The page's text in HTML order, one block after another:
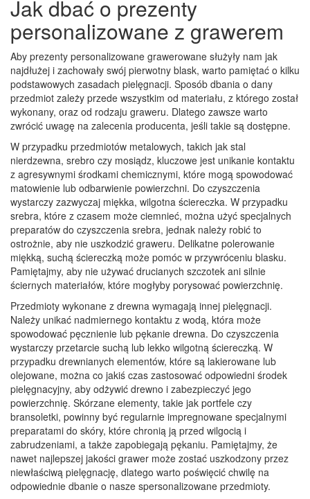
Jak dbać o prezenty
personalizowane z grawerem
Aby prezenty personalizowane grawerowane służyły nam jak
najdłużej i zachowały swój pierwotny blask, warto pamiętać o kilku
podstawowych zasadach pielęgnacji. Sposób dbania o dany
przedmiot zależy przede wszystkim od materiału, z którego został
wykonany, oraz od rodzaju graweru. Dlatego zawsze warto
zwrócić uwagę na zalecenia producenta, jeśli takie są dostępne.
W przypadku przedmiotów metalowych, takich jak stal
nierdzewna, srebro czy mosiądz, kluczowe jest unikanie kontaktu
z agresywnymi środkami chemicznymi, które mogą spowodować
matowienie lub odbarwienie powierzchni. Do czyszczenia
wystarczy zazwyczaj miękka, wilgotna ściereczka. W przypadku
srebra, które z czasem może ciemnieć, można użyć specjalnych
preparatów do czyszczenia srebra, jednak należy robić to
ostrożnie, aby nie uszkodzić graweru. Delikatne polerowanie
miękką, suchą ściereczką może pomóc w przywróceniu blasku.
Pamiętajmy, aby nie używać drucianych szczotek ani silnie
ściernych materiałów, które mogłyby porysować powierzchnię.
Przedmioty wykonane z drewna wymagają innej pielęgnacji.
Należy unikać nadmiernego kontaktu z wodą, która może
spowodować pęcznienie lub pękanie drewna. Do czyszczenia
wystarczy przetarcie suchą lub lekko wilgotną ściereczką. W
przypadku drewnianych elementów, które są lakierowane lub
olejowane, można co jakiś czas zastosować odpowiedni środek
pielęgnacyjny, aby odżywić drewno i zabezpieczyć jego
powierzchnię. Skórzane elementy, takie jak portfele czy
bransoletki, powinny być regularnie impregnowane specjalnymi
preparatami do skóry, które chronią ją przed wilgocią i
zabrudzeniami, a także zapobiegają pękaniu. Pamiętajmy, że
nawet najlepszej jakości grawer może zostać uszkodzony przez
niewłaściwą pielęgnację, dlatego warto poświęcić chwilę na
odpowiednie dbanie o nasze spersonalizowane przedmioty.